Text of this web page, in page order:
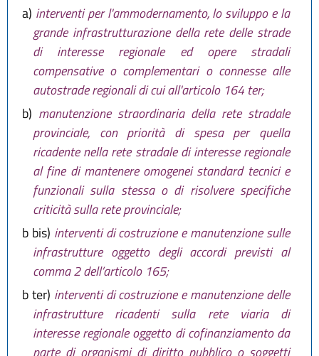
L.R. 24 marzo 2004 n. 6
L.R. 14 aprile 2004 n. 7
L.R. 28 luglio 2004 n. 17
L.R. 23 dicembre 2004 n. 26
L.R. 17 febbraio 2005 n. 6
L.R. 27 luglio 2005 n. 14
L.R. 28 luglio 2006 n. 13
L.R. 30 ottobre 2008 n. 19
L.R. 30 novembre 2009 n. 23
L.R. 22 dicembre 2009 n. 24
L.R. 12 febbraio 2010 n. 4
L.R. 13 dicembre 2011 n. 20
L.R. 20 aprile 2012 n. 3
L.R. 30 giugno 2014 n. 8
L.R. 24 luglio 2014 n. 22
L.R. 30 luglio 2015, n. 13
L.R. 29 dicembre 2015, n. 22
L.R. 30 maggio 2016, n. 9
lett.c) comma 2 daart. 9 L.R. 18
luglio 2017, n. 16, poi aggiunta
lett. c bis) comma 2 e sostituito
comma 4 daart. 21 L.R. 27
dicembre 2018, n. 24, poi
modificati commi 3 bis e 4 bis da
art. 12 L.R. 1 agosto 2019, n. 17,
in seguito sostituiti comma 1,
comma 2 lett.a) e comma 5 daart.
5 L.R. 20 maggio 2021, n. 5)
a) interventi per l'ammodernamento, lo sviluppo e la
grande infrastrutturazione della rete delle strade
di interesse regionale ed opere stradali
compensative o complementari o connesse alle
autostrade regionali di cui all'articolo 164 ter;
b) manutenzione straordinaria della rete stradale
provinciale, con priorità di spesa per quella
ricadente nella rete stradale di interesse regionale
al fine di mantenere omogenei standard tecnici e
funzionali sulla stessa o di risolvere specifiche
criticità sulla rete provinciale;
b bis) interventi di costruzione e manutenzione sulle
infrastrutture oggetto degli accordi previsti al
comma 2 dell’articolo 165;
b ter) interventi di costruzione e manutenzione delle
infrastrutture ricadenti sulla rete viaria di
interesse regionale oggetto di cofinanziamento da
parte di organismi di diritto pubblico o soggetti